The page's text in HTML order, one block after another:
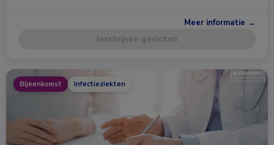
Meer informatie →
Inschrijven gesloten
Bijeenkomst Infectieziekten